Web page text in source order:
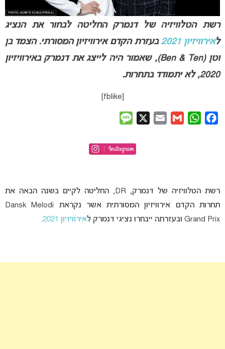
רשת הטלוויזיה של דנמרק החליטה לבחור את הנציג
לאירוויזיון 2021 בעזרת הקדם אירוויזיון המסורתי.הצמד בן
וטן (Ben & Ten), שאמור היה לייצג את דנמרק באירוויזיון
2020, לא יתמודד בתחרות.
Facebook
WhatsApp
Gmail
Email
רשת הטלוויזיה של דנמרק, DR, החליטה לקיים בשנה הבאה את
תחרות הקדם אירוויזיון המסורתית אשר נקראת Dansk Melodi
Grand Prix ובעזרתה ייבחרו נציגי דנמרק ל
אירוויזיון 2021 .